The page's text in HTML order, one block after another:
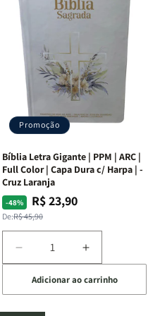
Livro
por
Livro
um
panorama
completo
dos
66
da
Bíblia
Equipe
teológica
Penkal
Livro
-
um
panorama
completo
dos
da
Bíblia
Penkal
Promoção
Bíblia Letra Gigante | PPM | ARC |
Full Color | Capa Dura c/ Harpa | -
Cruz Laranja
-48%
Preço
normal
De:R$ 45,90
Preço
promocional
R$ 23,90
Diminuir
a
quantidade
de
Bíblia
Aumentar
a
quantidade
de
Adicionar ao carrinho